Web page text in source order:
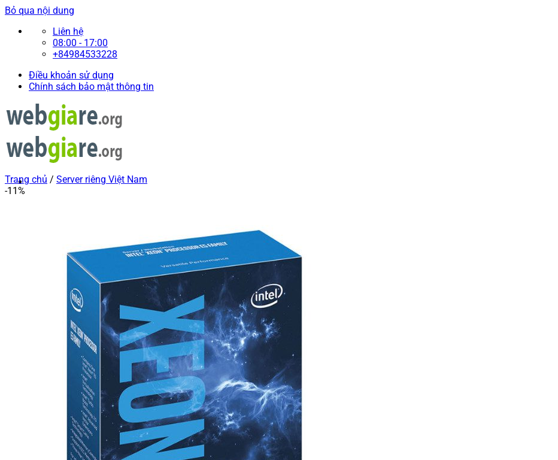
Bỏ qua nội dung
Liên hệ
08:00 - 17:00
+84984533228
Điều khoản sử dụng
Chính sách bảo mật thông tin
Intel Xeon E5-2680 V4 64GB RAM DDR4
Dual Intel Xeon E5-2680 V4 64GB RAM DDR4
Dual Intel Xeon E5-2683 V4 64GB RAM DDR4
Dịch vụ Marketing Khác
Quản trị website
Dịch vụ SEO
Dịch vụ chăm sóc Fanpage
Dịch Vụ Viết Bài Chuyên Nghiệp
Dịch vụ Quảng Cáo Facebook
Dịch vụ Quảng Cáo Google AdWords
Thiết kế logo
Tìm kiếm:
Trang chủ / Server riêng Việt Nam
-11%